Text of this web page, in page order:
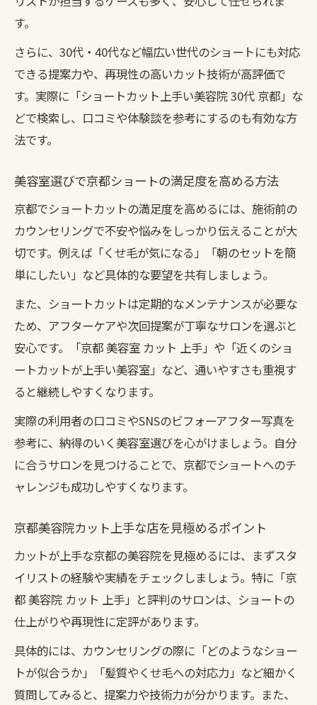
す。
さらに、30代・40代など幅広い世代のショートにも対応
できる提案力や、再現性の高いカット技術が高評価で
す。実際に「ショートカット上手い美容院 30代 京都」な
どで検索し、口コミや体験談を参考にするのも有効な方
法です。
美容室選びで京都ショートの満足度を高める方法
京都でショートカットの満足度を高めるには、施術前の
カウンセリングで不安や悩みをしっかり伝えることが大
切です。例えば「くせ毛が気になる」「朝のセットを簡
単にしたい」など具体的な要望を共有しましょう。
また、ショートカットは定期的なメンテナンスが必要な
ため、アフターケアや次回提案が丁寧なサロンを選ぶと
安心です。「京都 美容室 カット 上手」や「近くのショ
ートカットが上手い美容室」など、通いやすさも重視す
ると継続しやすくなります。
実際の利用者の口コミやSNSのビフォーアフター写真を
参考に、納得のいく美容室選びを心がけましょう。自分
に合うサロンを見つけることで、京都でショートへのチ
ャレンジも成功しやすくなります。
京都美容院カット上手な店を見極めるポイント
カットが上手な京都の美容院を見極めるには、まずスタ
イリストの経験や実績をチェックしましょう。特に「京
都 美容院 カット 上手」と評判のサロンは、ショートの
仕上がりや再現性に定評があります。
具体的には、カウンセリングの際に「どのようなショー
トが似合うか」「髪質やくせ毛への対応力」など細かく
質問してみると、提案力や技術力が分かります。また、